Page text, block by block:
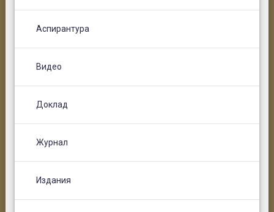
Аспирантура
Видео
Доклад
Журнал
Издания